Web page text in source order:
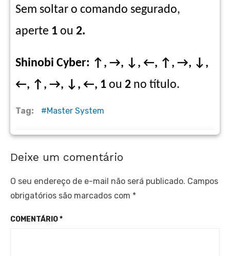
Sem soltar o comando segurado,
aperte 1 ou 2.
Shinobi Cyber: ↑, →, ↓, ←, ↑, →, ↓,
←, ↑, →, ↓, ←, 1 ou 2 no título.
Tag: Master System
Deixe um comentário
O seu endereço de e-mail não será publicado. Campos
obrigatórios são marcados com *
COMENTÁRIO*